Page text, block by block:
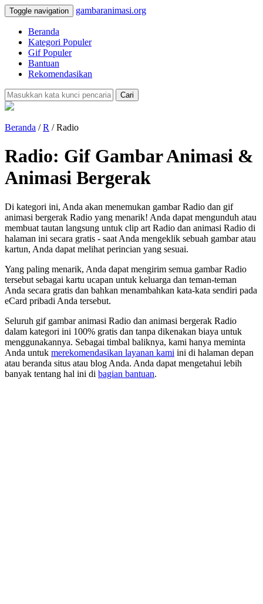
Toggle navigation gambaranimasi.org
Beranda
Kategori Populer
Gif Populer
Bantuan
Rekomendasikan
Cari
Beranda /R / Radio
Radio: Gif Gambar Animasi &
Animasi Bergerak
Di kategori ini, Anda akan menemukan gambar Radio dan gif
animasi bergerak Radio yang menarik! Anda dapat mengunduh atau
membuat tautan langsung untuk clip art Radio dan animasi Radio di
halaman ini secara gratis - saat Anda mengeklik sebuah gambar atau
kartun, Anda dapat melihat perincian yang sesuai.
Yang paling menarik, Anda dapat mengirim semua gambar Radio
tersebut sebagai kartu ucapan untuk keluarga dan teman-teman
Anda secara gratis dan bahkan menambahkan kata-kata sendiri pada
eCard pribadi Anda tersebut.
Seluruh gif gambar animasi Radio dan animasi bergerak Radio
dalam kategori ini 100% gratis dan tanpa dikenakan biaya untuk
menggunakannya. Sebagai timbal baliknya, kami hanya meminta
Anda untuk merekomendasikan layanan kami ini di halaman depan
atau beranda situs atau blog Anda. Anda dapat mengetahui lebih
banyak tentang hal ini di bagian bantuan.